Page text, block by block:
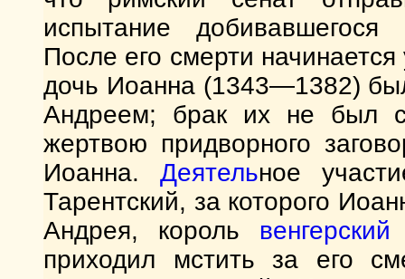
испытание
После его смерти
дочь Иоанна (1343—1382)
Андреем; брак их не был
жертвою придворного
Иоанна. Деятельное
Тарентский, за которого
Андрея, король венгерский
приходил мстить за его